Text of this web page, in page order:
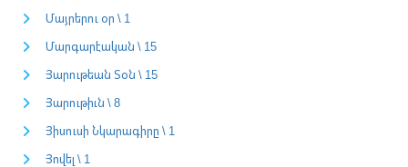
Մայրերու օր \ 1
Մարգարէական \ 15
Յարութեան Տօն \ 15
Յարութիւն \ 8
Յիսուսի Նկարագիրը \ 1
Յովել \ 1